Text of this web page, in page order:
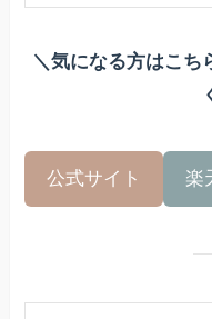
＼気になる方はこち
公式サイト 楽